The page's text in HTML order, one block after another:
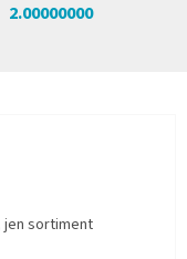
2.00000000
jen sortiment